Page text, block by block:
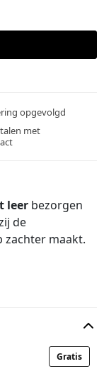
opgevolgd
met
leer bezorgen
de
zachter maakt.
Gratis